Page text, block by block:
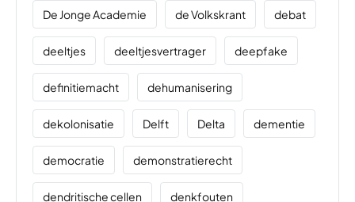
De Jonge Academie de Volkskrant debat
deeltjes deeltjesvertrager deepfake
definitiemacht dehumanisering
dekolonisatie Delft Delta dementie
democratie demonstratierecht
dendritische cellen denkfouten